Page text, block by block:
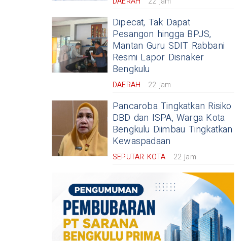
Dipecat, Tak Dapat
Pesangon hingga BPJS,
Mantan Guru SDIT Rabbani
Resmi Lapor Disnaker
Bengkulu
DAERAH 22 jam
Pancaroba Tingkatkan Risiko
DBD dan ISPA, Warga Kota
Bengkulu Diimbau Tingkatkan
Kewaspadaan
SEPUTAR KOTA 22 jam